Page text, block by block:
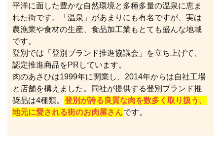
平洋に面した豊かな自然環境と多種多量の温泉に恵ま
れた街です。「温泉」があまりにも有名ですが、実は
農漁業や食材の生産、食品加工業もとても盛んな地域
です。
登別では「登別ブランド推進協議会」を立ち上げて、
認定推進商品をPRしています。
肉のあさひは1999年に開業し、2014年からは自社工場
と店舗を構えました。同社が提供する登別ブランド推
奨品は4種類。 登別が誇る良質な肉を数多く取り扱う、
地元に愛される街のお肉屋さんです。